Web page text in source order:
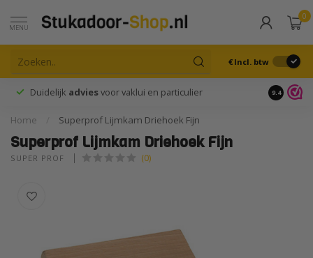
MENU
0
€ Incl. btw
Duidelijk adviesvoor vaklui en particulier 9.4
Home Superprof Lijmkam Driehoek Fijn
Superprof Lijmkam Driehoek Fijn
SUPER PROF (0)